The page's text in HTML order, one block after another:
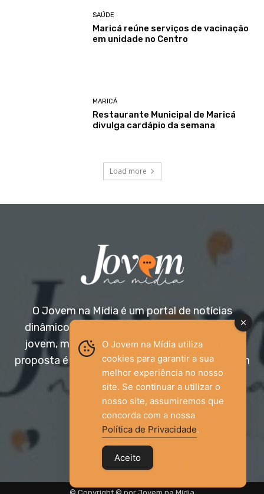
SAÚDE
Maricá reúne serviços de vacinação
em unidade no Centro
MARICÁ
Restaurante Municipal de Maricá
divulga cardápio da semana
Load more
O Jovem na Mídia é um portal de notícias
dinâmico e acessível, voltado para o público
jovem, mas aberto a todas as idades. Nossa
proposta é trazer informação relevante com um
olhar diferenciado.
Entre em contato:
jovemnamidia2017@gmail.com
O Jovem na Mídia utiliza
cookies para garantir a sua
melhor experiência no nosso
site. Se continuar a utilizar o
nosso site, assumiremos que
concorda com a nossa
Política de Privacidade.
Aceito